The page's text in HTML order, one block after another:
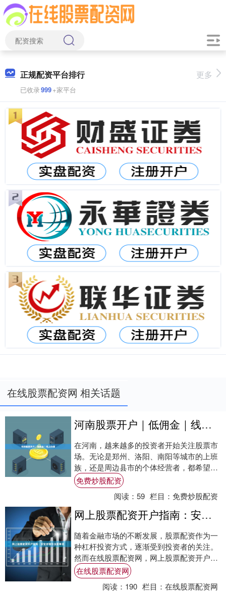
正规配资平台排行
已收录999+家平台
更多
在线股票配资网 相关话题
河南股票开户｜低佣金｜线上办理
在河南，越来越多的投资者开始关注股票市
场。无论是郑州、洛阳、南阳等城市的上班
族，还是周边县市的个体经营者，都希望找
到一种**便捷、低成本**的股票开户方式。
本文....
免费炒股配资
阅读：59 栏目：免费炒股配资
网上股票配资开户指南：安全步骤与注意事项
随着金融市场的不断发展，股票配资作为一
种杠杆投资方式，逐渐受到投资者的关注。
然而在线股票配资网，网上股票配资开户涉
及资金安全与法律风险，选择正规平台并掌
握正确操....
在线股票配资网
阅读： 190 栏目：在线股票配资网